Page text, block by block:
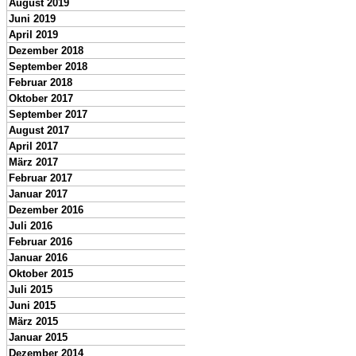
August 2019
Juni 2019
April 2019
Dezember 2018
September 2018
Februar 2018
Oktober 2017
September 2017
August 2017
April 2017
März 2017
Februar 2017
Januar 2017
Dezember 2016
Juli 2016
Februar 2016
Januar 2016
Oktober 2015
Juli 2015
Juni 2015
März 2015
Januar 2015
Dezember 2014